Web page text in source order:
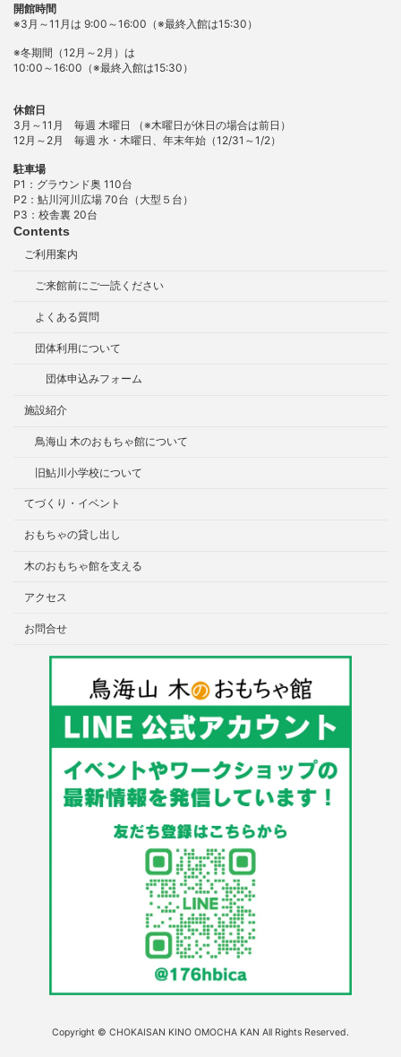
開館時間
※3月～11月は 9:00～16:00（※最終入館は15:30）
※冬期間（12月～2月）は
10:00～16:00（※最終入館は15:30）
休館日
3月～11月 毎週 木曜日 （※木曜日が休日の場合は前日）
12月～2月 毎週 水・木曜日、年末年始（12/31～1/2）
駐車場
P1：グラウンド奥 110台
P2：鮎川河川広場 70台（大型５台）
P3：校舎裏 20台
Contents
ご利用案内
ご来館前にご一読ください
よくある質問
団体利用について
団体申込みフォーム
施設紹介
鳥海山 木のおもちゃ館について
旧鮎川小学校について
てづくり・イベント
おもちゃの貸し出し
木のおもちゃ館を支える
アクセス
お問合せ
Copyright © CHOKAISAN KINO OMOCHA KAN All Rights Reserved.